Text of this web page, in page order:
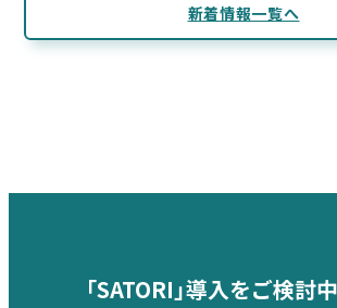
新着情報一覧へ
「SATORI」導入をご検討